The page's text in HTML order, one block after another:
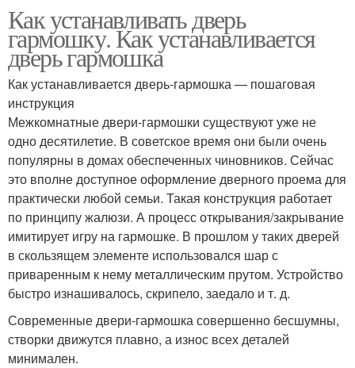
Как устанавливать дверь
гармошку. Как устанавливается
дверь гармошка
Как устанавливается дверь-гармошка — пошаговая
инструкция
Межкомнатные двери-гармошки существуют уже не
одно десятилетие. В советское время они были очень
популярны в домах обеспеченных чиновников. Сейчас
это вполне доступное оформление дверного проема для
практически любой семьи. Такая конструкция работает
по принципу жалюзи. А процесс открывания/закрывание
имитирует игру на гармошке. В прошлом у таких дверей
в скользящем элементе использовался шар с
приваренным к нему металлическим прутом. Устройство
быстро изнашивалось, скрипело, заедало и т. д.
Современные двери-гармошка совершенно бесшумны,
створки движутся плавно, а износ всех деталей
минимален.